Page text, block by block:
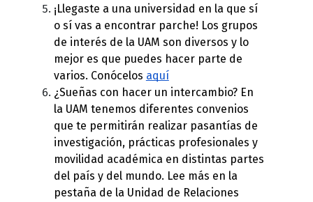
¡Llegaste a una universidad en la que sí
o sí vas a encontrar parche! Los grupos
de interés de la UAM son diversos y lo
mejor es que puedes hacer parte de
varios. Conócelos aquí
¿Sueñas con hacer un intercambio? En
la UAM tenemos diferentes convenios
que te permitirán realizar pasantías de
investigación, prácticas profesionales y
movilidad académica en distintas partes
del país y del mundo. Lee más en la
pestaña de la Unidad de Relaciones